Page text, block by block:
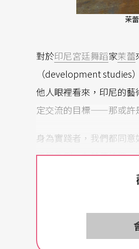
茉
對於印尼宮廷舞蹈家茉蕾
（development
他人眼裡看來，印尼的
定交流的目標——那或許
身為實踐者，我們都同
廷舞為例，在其傳統裡
程，目的不在於外在形
下舞者身分時也可能是
程精進內在修煉；具備
共花了4年才取得正式的